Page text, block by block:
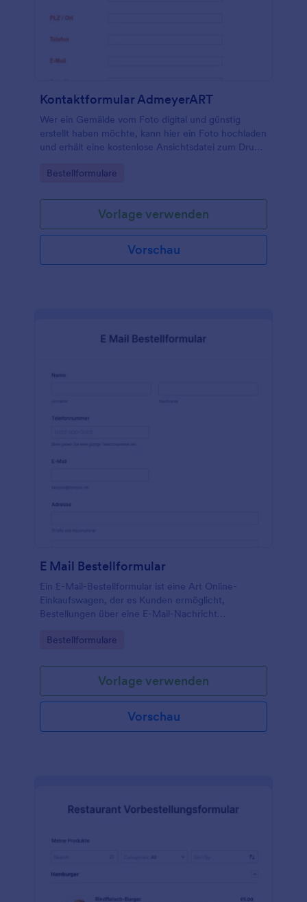
halten.
Kontaktformular AdmeyerART
Wer ein Gemälde vom Foto digital und günstig
erstellt haben möchte, kann hier ein Foto hochladen
und erhält eine kostenlose Ansichtsdatei zum Druck
Go to Category:
Bestellformulare
Vorlage verwenden
Vorschau
E Mail Bestellformular
Ein E-Mail-Bestellformular ist eine Art Online-
Einkaufswagen, der es Kunden ermöglicht,
Bestellungen über eine E-Mail-Nachricht
Go to Category:
Bestellformulare
Vorlage verwenden
Vorschau